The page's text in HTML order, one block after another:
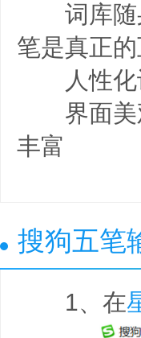
词库随身
笔是真正
人性化设
界面美观
丰富
搜狗五笔
1、在